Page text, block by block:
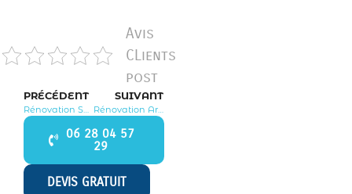
Avis
CLients
post
PRÉCÉDENT SUIVANT
06 28 04 57
29
DEVIS GRATUIT